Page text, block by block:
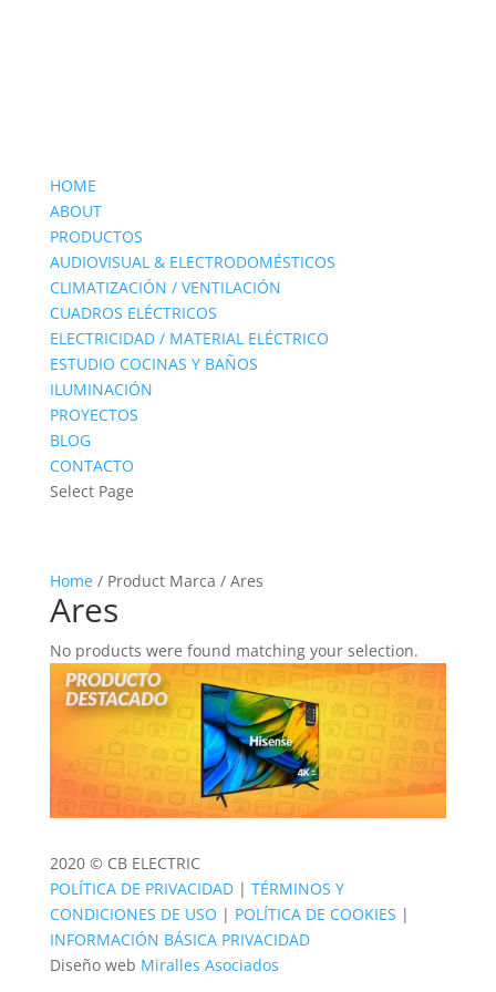
HOME
ABOUT
PRODUCTOS
AUDIOVISUAL & ELECTRODOMÉSTICOS
CLIMATIZACIÓN / VENTILACIÓN
CUADROS ELÉCTRICOS
ELECTRICIDAD / MATERIAL ELÉCTRICO
ESTUDIO COCINAS Y BAÑOS
ILUMINACIÓN
PROYECTOS
BLOG
CONTACTO
Select Page
Home/ Product Marca / Ares
Ares
No products were found matching your selection.
2020 © CB ELECTRIC
POLÍTICA DE PRIVACIDAD | TÉRMINOS Y
CONDICIONES DE USO | POLÍTICA DE COOKIES |
INFORMACIÓN BÁSICA PRIVACIDAD
Diseño web Miralles Asociados